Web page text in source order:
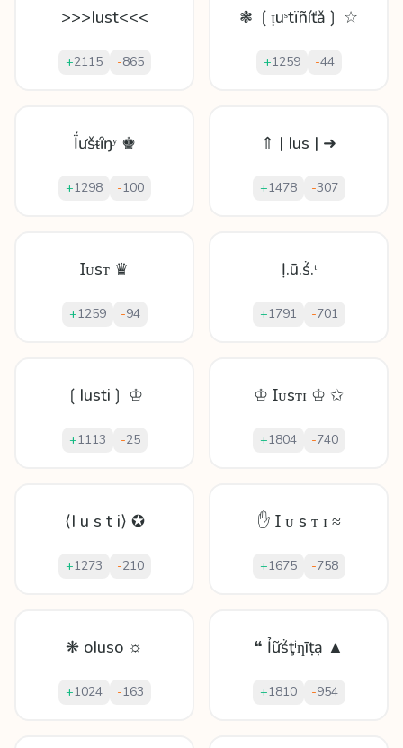
>>>Iust<<<
+2115 -865
❃ ❲ᴉuˢtïñíťǎ❳ ☆
+1259 -44
Ḯưšᵵȋŋʸ ♚
+1298 -100
⇑ | Ius | ➜
+1478 -307
Ɪᴜsᴛ ♛
+1259 -94
Ị.ū.ṥ.ᵗ
+1791 -701
❲Iusti❳ ♔
+1113 -25
♔ Ɪᴜsᴛɪ ♔ ✩
+1804 -740
⟨I u s t i⟩ ✪
+1273 -210
✋ Ɪ ᴜ s ᴛ ɪ ≈
+1675 -758
❋ oIuso ☼
+1024 -163
❝ Ỉữṥţⁱƞīṭạ ▲
+1810 -954